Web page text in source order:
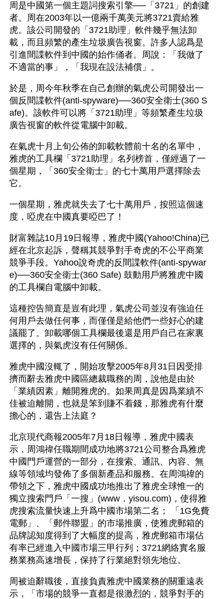
周是中國第一個主題詞搜索引擎──「3721」的創建
者。周在2003年以一億兩千萬美元將3721賣給雅
虎。該公司開發的「3721助理」軟件幾乎無法卸
載，而且頻繁的產生垃圾廣告視窗。許多人認爲是
引進間諜軟件到中國的始作俑者。周說：「我做了
不適當的事」，「我現在設法補償」。
於是，周今年秋季在自己創辦的氣虎公司開發出一
個反間諜軟件(anti-spyware)──360安全衛士(360 S
afe)。該軟件可以將「3721助理」等頻繁產生垃圾
廣告視窗的軟件從電腦中卸載。
在氣虎十月上旬公佈的卸載軟體前十名的名單中，
雅虎的工具欄「3721助理」名列榜首，僅經過了一
個星期，「360安全衛士」的七十萬用戶選擇除去
它。
一個星期，雅虎就失去了七十萬用戶，按照這個速
度，啞虎在中國真要啞巴了！
財富雜誌10月19日報導，雅虎中國(Yahoo!China)已
經在北京起訴，聲稱其競爭對手奇虎的不公平商業
競爭手段。Yahoo說奇虎的反間諜軟件(anti-spywar
e)──360安全衛士(360 Safe) 鼓動用戶將雅虎中國
的工具欄自電腦中卸載。
這種控告簡直是豈有此理，氣虎公司並沒有強迫任
何用戶去做任何事，而僅僅是給他們一些好心的建
議罷了。卸載哪個工具欄最後還是用戶自己在家裏
選擇的，與氣虎沒有任何關係。
雅虎中國沒輒了，開始攻擊2005年8月31日因受排
擠而辭去雅虎中國區總裁職務的周，說他是由於
「業績因素」離開雅虎的。如果周真是因爲業績不
佳被迫離開，也就是笨到賺不着錢，那雅虎有什麼
擔心的，還告上法庭？
北京現代商報2005年7月18日報導，雅虎中國表
示，周鴻禕任職期間成功地將3721公司整合爲雅虎
中國門戶運營的一部分，在搜索、通訊、內容、無
線等領域均發佈了多個新產品和服務。在周鴻禕的
帶領之下，雅虎中國成功地推出了雅虎全球惟一的
獨立搜索門戶「一搜」(www．yisou.com)，使得雅
虎搜索流量快速上升爲中國市場第二名； 「1G免費
電郵」、「郵件聯盟」的市場推廣，使雅虎郵箱的
品牌認知度得到了大幅度的提高，雅虎郵箱市場佔
有率已經進入中國市場三甲行列；3721網絡實名服
務業務高速增長，保持了行業絕對領先地位。
周被迫辭職後，直接負責雅虎中國業務的關重遠表
示，「市場的競爭一直都是很激烈的，競爭對手的